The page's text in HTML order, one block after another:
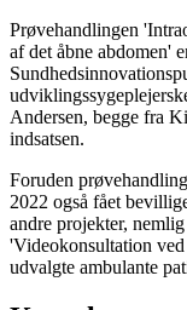
Prøvehandlingen
af det åbne abdomen'
Andersen, begge fra
indsatsen.
Foruden
2022 også fået
andre projekter,
'Videokonsultation
udvalgte ambulante